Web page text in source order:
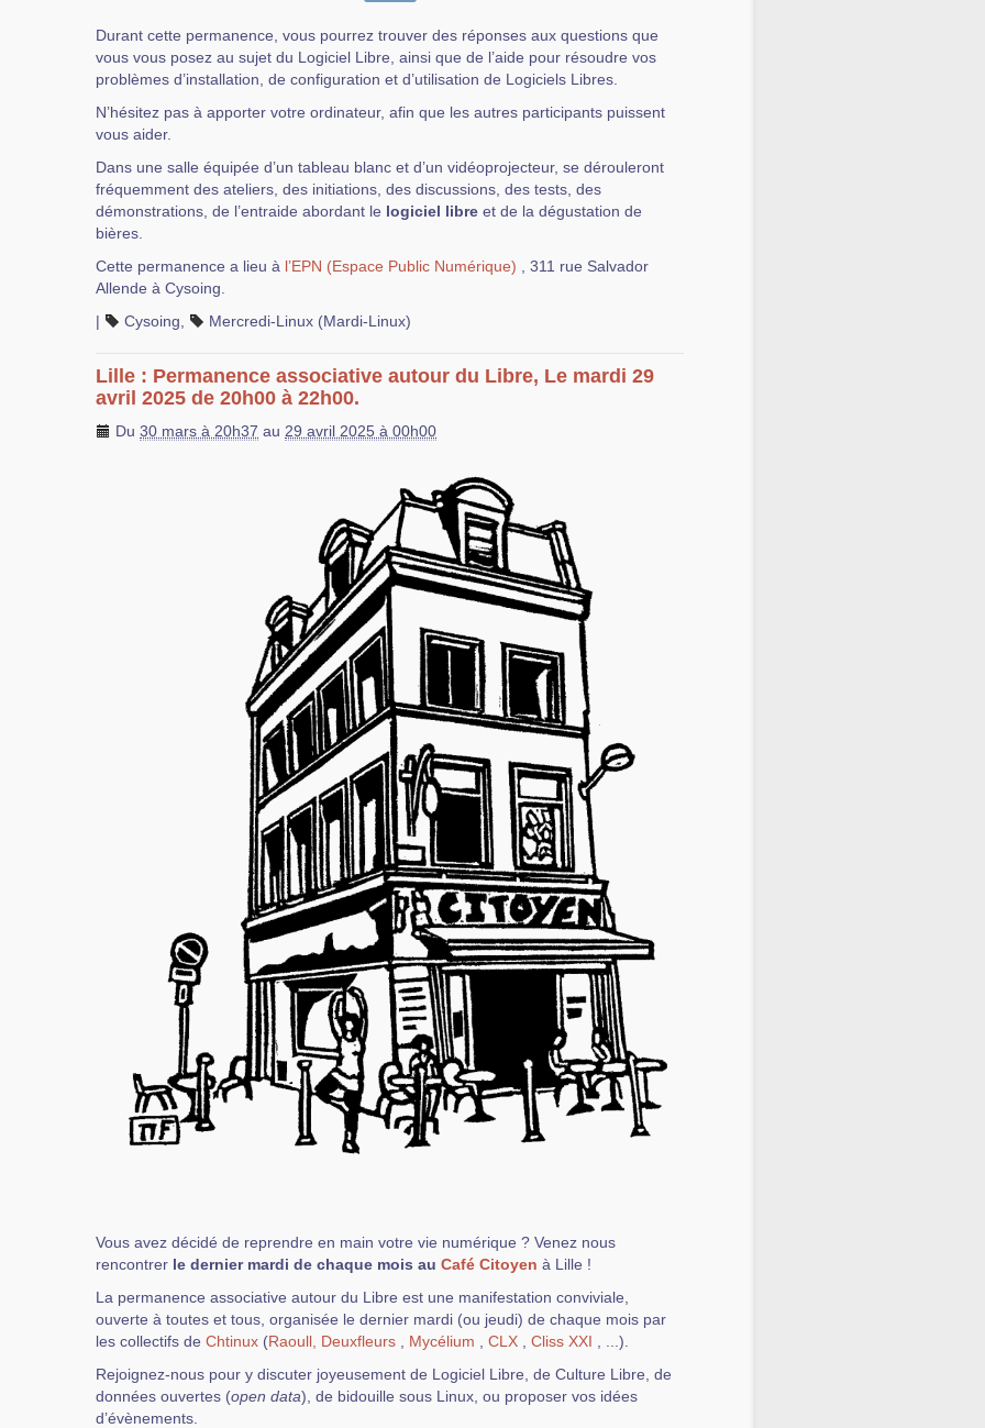
Durant cette permanence, vous pourrez trouver des réponses aux questions que
vous vous posez au sujet du Logiciel Libre, ainsi que de l’aide pour résoudre vos
problèmes d’installation, de configuration et d’utilisation de Logiciels Libres.
N’hésitez pas à apporter votre ordinateur, afin que les autres participants puissent
vous aider.
Dans une salle équipée d’un tableau blanc et d’un vidéoprojecteur, se dérouleront
fréquemment des ateliers, des initiations, des discussions, des tests, des
démonstrations, de l’entraide abordant le logiciel libre et de la dégustation de
bières.
Cette permanence a lieu à l’EPN (Espace Public Numérique) , 311 rue Salvador
Allende à Cysoing.
|
Cysoing Mercredi-Linux (Mardi-Linux)
Lille : Permanence associative autour du Libre, Le mardi 29
avril 2025 de 20h00 à 22h00.
Du 30 mars à 20h37 au 29 avril 2025 à 00h00
Vous avez décidé de reprendre en main votre vie numérique ? Venez nous
rencontrer le dernier mardi de chaque mois au Café Citoyen à Lille !
La permanence associative autour du Libre est une manifestation conviviale,
ouverte à toutes et tous, organisée le dernier mardi (ou jeudi) de chaque mois par
les collectifs de Chtinux (Raoull, Deuxfleurs Mycélium CLX Cliss XXI , ...).
Rejoignez-nous pour y discuter joyeusement de Logiciel Libre, de Culture Libre, de
données ouvertes (open data), de bidouille sous Linux, ou proposer vos idées
d’évènements.